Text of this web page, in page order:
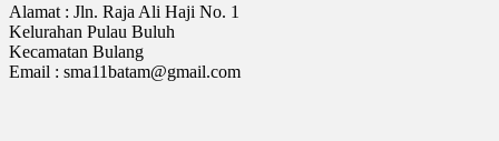
Alamat : Jln. Raja Ali Haji No. 1
Kelurahan Pulau Buluh
Kecamatan Bulang
Email : sma11batam@gmail.com